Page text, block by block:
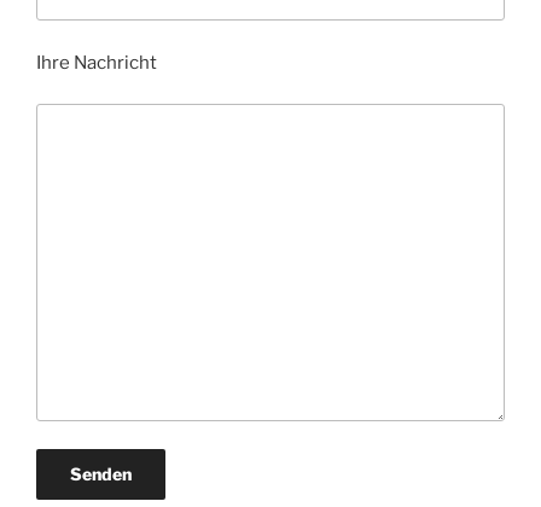
Ihre Nachricht